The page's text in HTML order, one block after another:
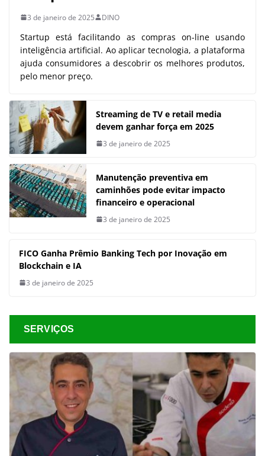
3 de janeiro de 2025 DINO
Startup está facilitando as compras on-line usando
inteligência artificial. Ao aplicar tecnologia, a plataforma
ajuda consumidores a descobrir os melhores produtos,
pelo menor preço.
Streaming de TV e retail media
devem ganhar força em 2025
3 de janeiro de 2025
Manutenção preventiva em
caminhões pode evitar impacto
financeiro e operacional
3 de janeiro de 2025
FICO Ganha Prêmio Banking Tech por Inovação em
Blockchain e IA
3 de janeiro de 2025
SERVIÇOS